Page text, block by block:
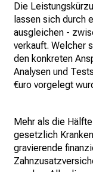
Die
lassen sich durch
ausgleichen -
verkauft. Welcher
den konkreten
Analysen und
€uro vorgelegt
Mehr als die
gesetzlich
gravierende